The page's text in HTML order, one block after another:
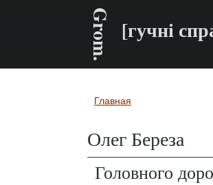
Grom. [гучні
Вы здесь
Главная
Олег Береза
Головного